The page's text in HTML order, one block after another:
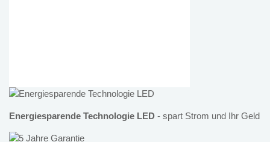
Energiesparende Technologie LED - spart Strom und Ihr Geld